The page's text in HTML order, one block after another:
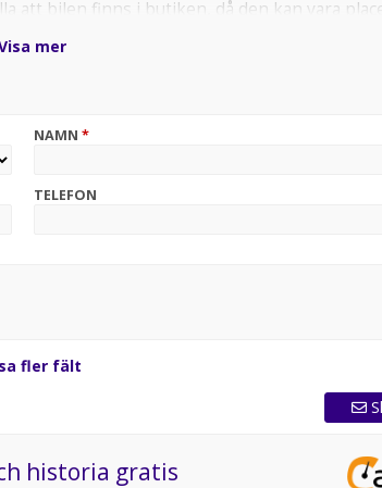
att bilen finns i butiken, då den kan vara
mer
NAMN *
TELEFON
fler fält
historia gratis